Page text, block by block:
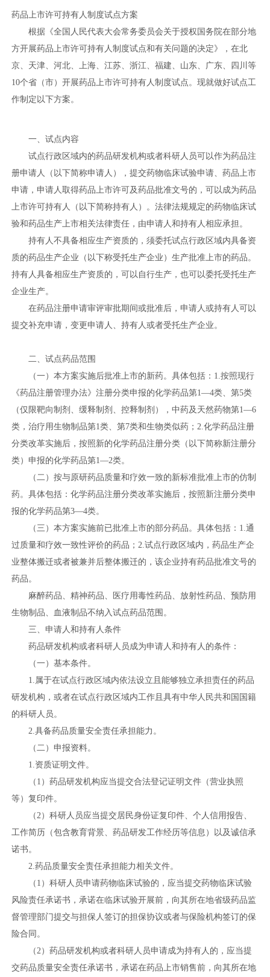
药品上市许可持有人制度试点方案
根据《全国人民代表大会常务委员会关于授权国务院在部分地
方开展药品上市许可持有人制度试点和有关问题的决定》，在北
京、天津、河北、上海、江苏、浙江、福建、山东、广东、四川等
10个省（市）开展药品上市许可持有人制度试点。现就做好试点工
作制定以下方案。
一、试点内容
试点行政区域内的药品研发机构或者科研人员可以作为药品注
册申请人（以下简称申请人），提交药物临床试验申请、药品上市
申请，申请人取得药品上市许可及药品批准文号的，可以成为药品
上市许可持有人（以下简称持有人）。法律法规规定的药物临床试
验和药品生产上市相关法律责任，由申请人和持有人相应承担。
持有人不具备相应生产资质的，须委托试点行政区域内具备资
质的药品生产企业（以下称受托生产企业）生产批准上市的药品。
持有人具备相应生产资质的，可以自行生产，也可以委托受托生产
企业生产。
在药品注册申请审评审批期间或批准后，申请人或持有人可以
提交补充申请，变更申请人、持有人或者受托生产企业。
二、试点药品范围
（一）本方案实施后批准上市的新药。具体包括：1.按照现行
《药品注册管理办法》注册分类申报的化学药品第1—4类、第5类
（仅限靶向制剂、缓释制剂、控释制剂），中药及天然药物第1—6
类，治疗用生物制品第1类、第7类和生物类似药；2.化学药品注册
分类改革实施后，按照新的化学药品注册分类（以下简称新注册分
类）申报的化学药品第1—2类。
（二）按与原研药品质量和疗效一致的新标准批准上市的仿制
药。具体包括：化学药品注册分类改革实施后，按照新注册分类申
报的化学药品第3—4类。
（三）本方案实施前已批准上市的部分药品。具体包括：1.通
过质量和疗效一致性评价的药品；2.试点行政区域内，药品生产企
业整体搬迁或者被兼并后整体搬迁的，该企业持有药品批准文号的
药品。
麻醉药品、精神药品、医疗用毒性药品、放射性药品、预防用
生物制品、血液制品不纳入试点药品范围。
三、申请人和持有人条件
药品研发机构或者科研人员成为申请人和持有人的条件：
（一）基本条件。
1.属于在试点行政区域内依法设立且能够独立承担责任的药品
研发机构，或者在试点行政区域内工作且具有中华人民共和国国籍
的科研人员。
2.具备药品质量安全责任承担能力。
（二）申报资料。
1.资质证明文件。
（1）药品研发机构应当提交合法登记证明文件（营业执照
等）复印件。
（2）科研人员应当提交居民身份证复印件、个人信用报告、
工作简历（包含教育背景、药品研发工作经历等信息）以及诚信承
诺书。
2.药品质量安全责任承担能力相关文件。
（1）科研人员申请药物临床试验的，应当提交药物临床试验
风险责任承诺书，承诺在临床试验开展前，向其所在地省级药品监
督管理部门提交与担保人签订的担保协议或者与保险机构签订的保
险合同。
（2）药品研发机构或者科研人员申请成为持有人的，应当提
交药品质量安全责任承诺书，承诺在药品上市销售前，向其所在地